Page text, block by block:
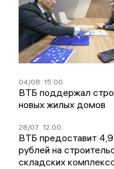
04/08 15:00
ВТБ поддержал
новых жилых домов
28/07 12:00
ВТБ предоставит
рублей на
складских